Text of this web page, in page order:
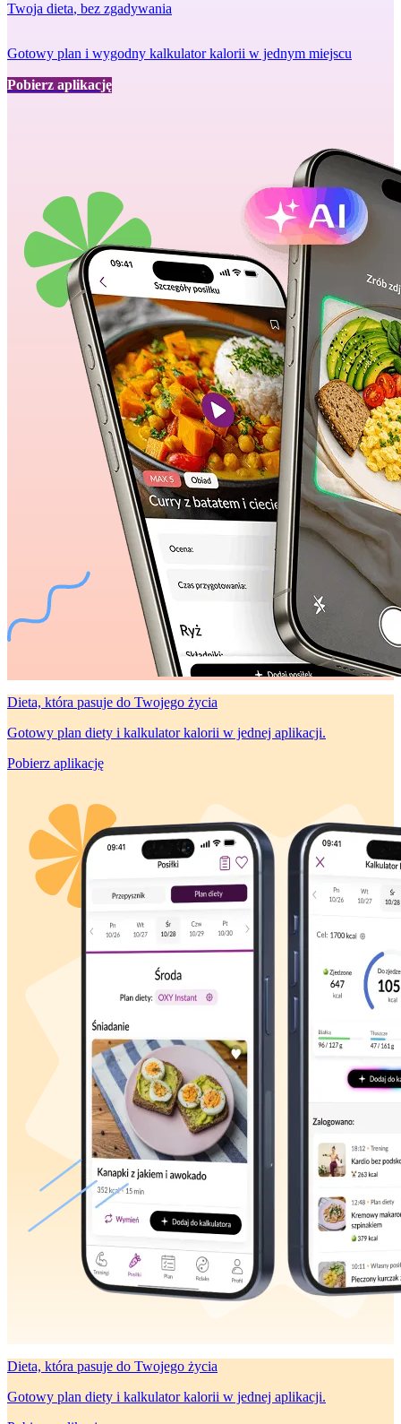
Twoja dieta, bez zgadywania
Gotowy plan i wygodny kalkulator kalorii w jednym miejscu
Pobierz aplikację
Dieta, która pasuje do Twojego życia
Gotowy plan diety i kalkulator kalorii w jednej aplikacji.
Pobierz aplikację
Dieta, która pasuje do Twojego życia
Gotowy plan diety i kalkulator kalorii w jednej aplikacji.